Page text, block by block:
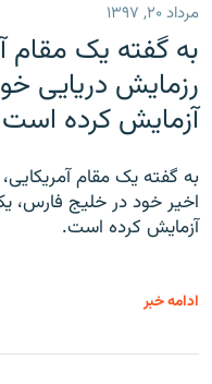
مرداد ۲۰, ۱۳۹۷
به گفته یک مقام
رزمایش دریایی
آزمایش کرده است
به گفته یک مقام
اخیر خود در خلیج فارس،
آزمایش کرده است.
ادامه خبر